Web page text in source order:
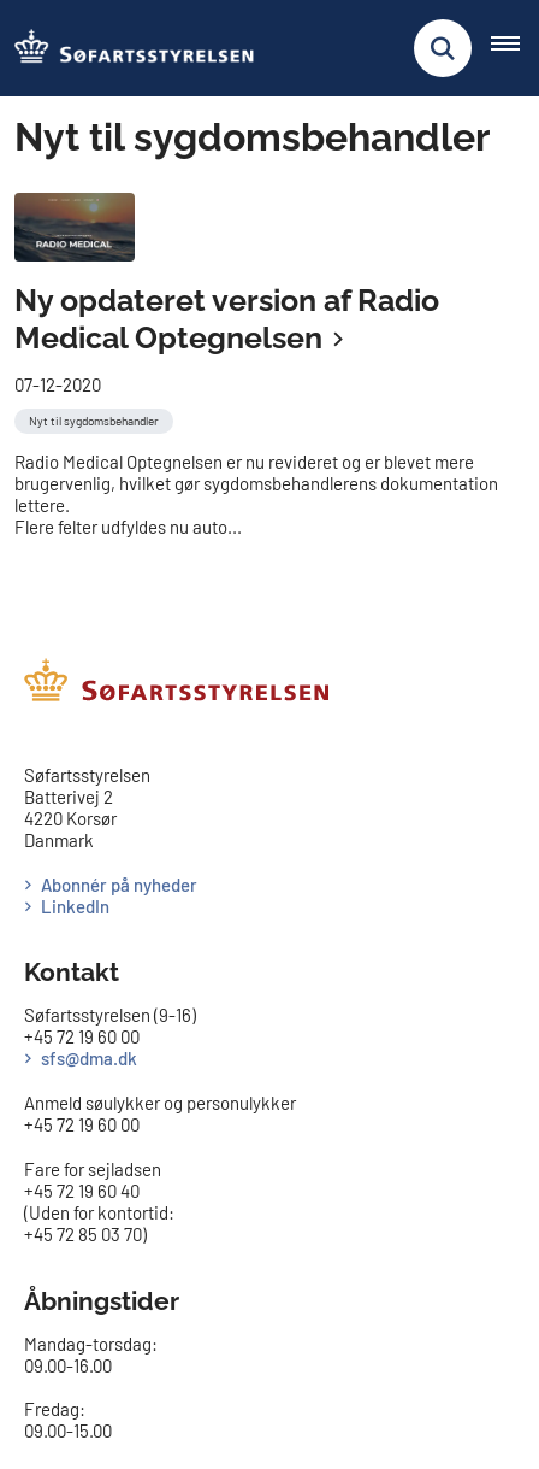
Nyt til sygdomsbehandler
Ny opdateret version af Radio
Medical Optegnelsen
07-12-2020
Nyt til sygdomsbehandler
Radio Medical Optegnelsen er nu revideret og er blevet mere
brugervenlig, hvilket gør sygdomsbehandlerens dokumentation
lettere.
Flere felter udfyldes nu auto...
​​Søfartsstyrelsen
Batterivej 2
4220 Korsør
Danmark
Abonnér på nyheder
LinkedIn
Kontakt
Søfartsstyrelsen (9-16)
+45 72 19 60 00
sfs@dma.dk
Anmeld søulykker og personulykker
+45 72 19 60 00
Fare for sejladsen
+45 72 19 60 40
(Uden for kontortid:
+45 72 85 03 70)
Åbningstider
Mandag-torsdag:
09.00-16.00​
Fredag:
09.00-15.00